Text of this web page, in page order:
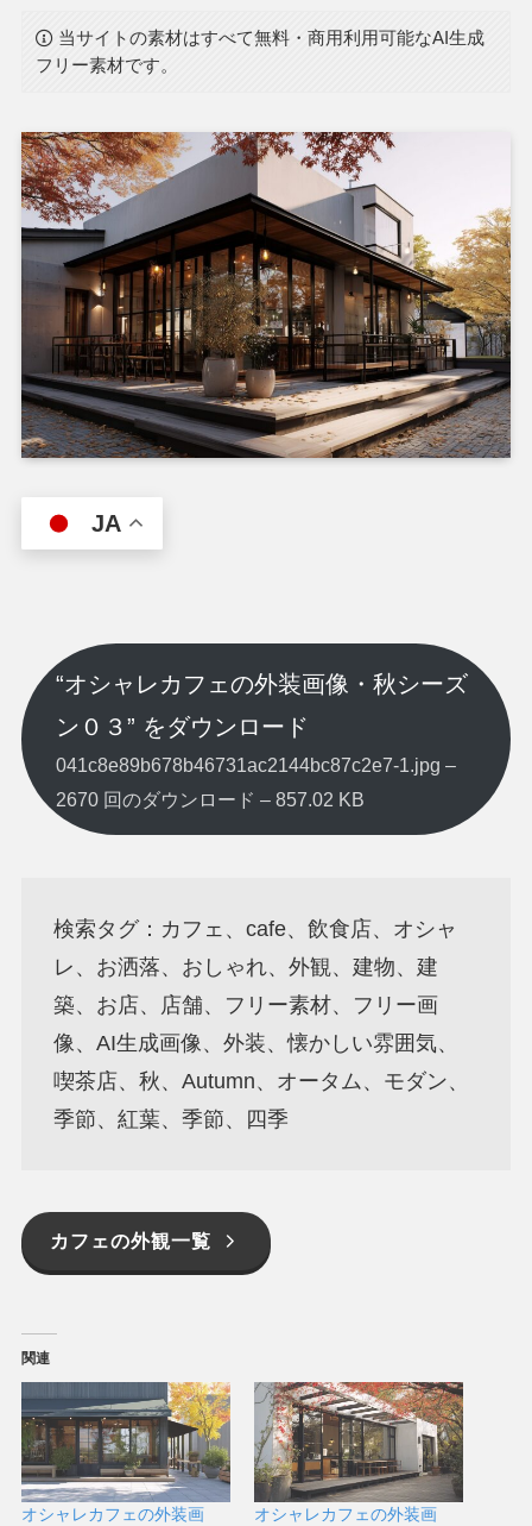
当サイトの素材はすべて無料・商用利用可能なAI生成
フリー素材です。
JA
“オシャレカフェの外装画像・秋シーズ
ン０３” をダウンロード
041c8e89b678b46731ac2144bc87c2e7-1.jpg –
2670 回のダウンロード – 857.02 KB
検索タグ：カフェ、cafe、飲食店、オシャ
レ、お洒落、おしゃれ、外観、建物、建
築、お店、店舗、フリー素材、フリー画
像、AI生成画像、外装、懐かしい雰囲気、
喫茶店、秋、Autumn、オータム、モダン、
季節、紅葉、季節、四季
カフェの外観一覧
関連
オシャレカフェの外装画
オシャレカフェの外装画